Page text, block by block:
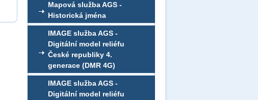
Mapová služba AGS -
Historická jména
IMAGE služba AGS -
Digitální model reliéfu
České republiky 4.
generace (DMR 4G)
IMAGE služba AGS -
Digitální model reliéfu